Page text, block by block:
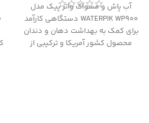
آب پاش و مسواک واتر پیک مدل
WATERPIK WP900 دستگاهی کارآمد
برای کمک به بهداشت دهان و دندان
محصول کشور آمریکا و ترکیبی از